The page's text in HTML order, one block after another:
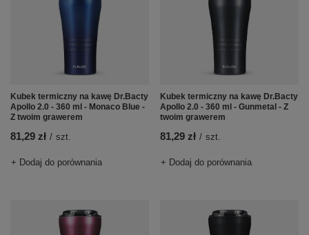
Kubek termiczny na kawę Dr.Bacty
Apollo 2.0 - 360 ml - Monaco Blue -
Z twoim grawerem
81,29 zł / szt.
+ Dodaj do porównania
Kubek termiczny na kawę Dr.Bacty
Apollo 2.0 - 360 ml - Gunmetal - Z
twoim grawerem
81,29 zł / szt.
+ Dodaj do porównania